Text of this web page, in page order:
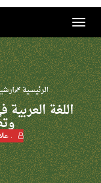
Toggle
navigation
الرئيسية
اللغة
.